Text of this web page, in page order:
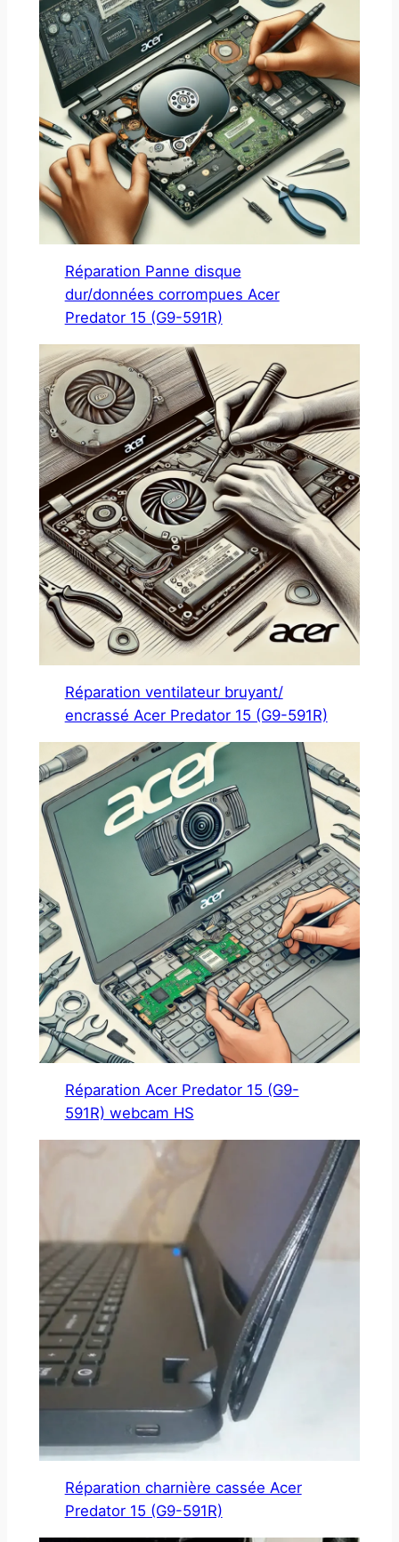
Réparation Panne disque
dur/données corrompues Acer
Predator 15 (G9-591R)
Réparation ventilateur bruyant/
encrassé Acer Predator 15 (G9-591R)
Réparation Acer Predator 15 (G9-
591R) webcam HS
Réparation charnière cassée Acer
Predator 15 (G9-591R)